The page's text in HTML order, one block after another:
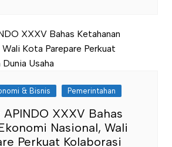
& Bisnis Pemerintahan
XXXV Bahas
Nasional, Wali
Perkuat Kolaborasi